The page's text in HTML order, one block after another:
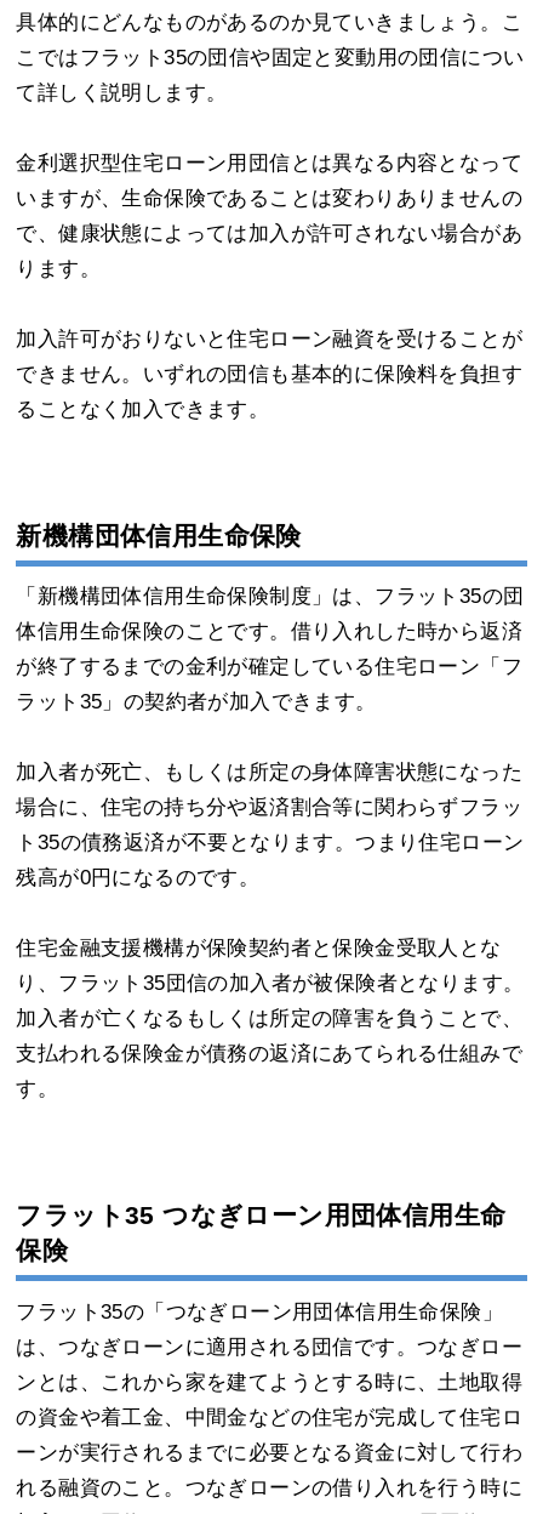
具体的にどんなものがあるのか見ていきましょう。こ
こではフラット35の団信や固定と変動用の団信につい
て詳しく説明します。
金利選択型住宅ローン用団信とは異なる内容となって
いますが、生命保険であることは変わりありませんの
で、健康状態によっては加入が許可されない場合があ
ります。
加入許可がおりないと住宅ローン融資を受けることが
できません。いずれの団信も基本的に保険料を負担す
ることなく加入できます。
新機構団体信用生命保険
「新機構団体信用生命保険制度」は、フラット35の団
体信用生命保険のことです。借り入れした時から返済
が終了するまでの金利が確定している住宅ローン「フ
ラット35」の契約者が加入できます。
加入者が死亡、もしくは所定の身体障害状態になった
場合に、住宅の持ち分や返済割合等に関わらずフラッ
ト35の債務返済が不要となります。つまり住宅ローン
残高が0円になるのです。
住宅金融支援機構が保険契約者と保険金受取人とな
り、フラット35団信の加入者が被保険者となります。
加入者が亡くなるもしくは所定の障害を負うことで、
支払われる保険金が債務の返済にあてられる仕組みで
す。
フラット35 つなぎローン用団体信用生命
保険
フラット35の「つなぎローン用団体信用生命保険」
は、つなぎローンに適用される団信です。つなぎロー
ンとは、これから家を建てようとする時に、土地取得
の資金や着工金、中間金などの住宅が完成して住宅ロ
ーンが実行されるまでに必要となる資金に対して行わ
れる融資のこと。つなぎローンの借り入れを行う時に